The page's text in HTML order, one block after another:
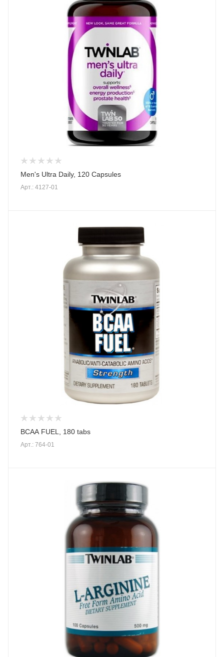
Men's Ultra Daily, 120 Capsules
Арт.: 4127-01
BCAA FUEL, 180 tabs
Арт.: 764-01